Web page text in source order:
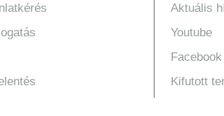
Aktuális
Youtube
Facebook
Kifutott